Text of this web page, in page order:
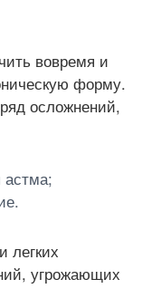
вовремя и
форму.
осложнений,
астма;
легких
угрожающих